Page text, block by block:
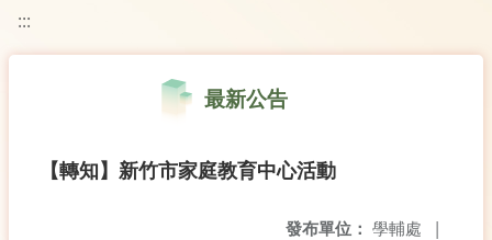
:::
最新公告
【轉知】新竹市家庭教育中心活動
發布單位： 學輔處 |